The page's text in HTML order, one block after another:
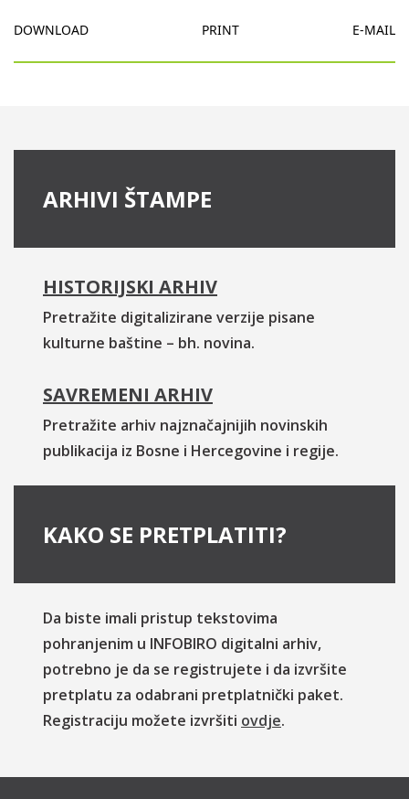
DOWNLOAD PRINT E-MAIL
ARHIVI ŠTAMPE
HISTORIJSKI ARHIV
Pretražite digitalizirane verzije pisane
kulturne baštine – bh. novina.
SAVREMENI ARHIV
Pretražite arhiv najznačajnijih novinskih
publikacija iz Bosne i Hercegovine i regije.
KAKO SE PRETPLATITI?
Da biste imali pristup tekstovima
pohranjenim u INFOBIRO digitalni arhiv,
potrebno je da se registrujete i da izvršite
pretplatu za odabrani pretplatnički paket.
Registraciju možete izvršiti ovdje.